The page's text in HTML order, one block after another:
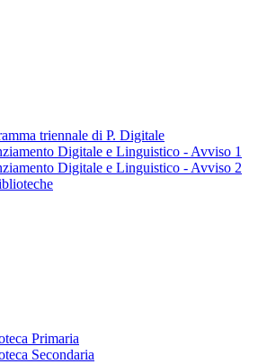
triennale di P. Digitale
Digitale e Linguistico - Avviso 1
Digitale e Linguistico - Avviso 2
Primaria
Secondaria